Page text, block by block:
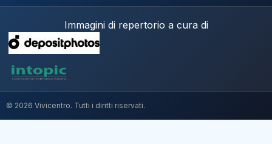
Immagini di repertorio a cura di
© 2026 Vivicentro. Tutti i diritti riservati.